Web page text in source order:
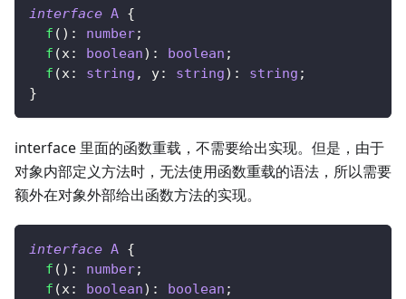
interface A {
f ( ) : number;
f (x: boolean) : boolean ;
f (x: string , y: string) : string ;
}
interface 里面的函数重载，不需要给出实现。但是，由于
对象内部定义方法时，无法使用函数重载的语法，所以需要
额外在对象外部给出函数方法的实现。
interface A {
f ( ) : number;
f (x: boolean) : boolean ;